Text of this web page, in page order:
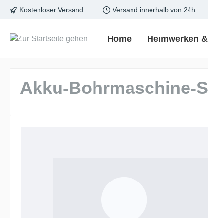
Zur Hauptnavigation springen
Kostenloser Versand Versand innerhalb von 24h
Home Heimwerken
Akku-Bohrmaschine-